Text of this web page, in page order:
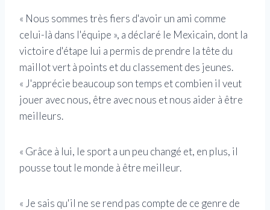
« Nous sommes très fiers d'avoir un ami comme
celui-là dans l'équipe », a déclaré le Mexicain, dont la
victoire d'étape lui a permis de prendre la tête du
maillot vert à points et du classement des jeunes.
« J'apprécie beaucoup son temps et combien il veut
jouer avec nous, être avec nous et nous aider à être
meilleurs.
« Grâce à lui, le sport a un peu changé et, en plus, il
pousse tout le monde à être meilleur.
« Je sais qu'il ne se rend pas compte de ce genre de